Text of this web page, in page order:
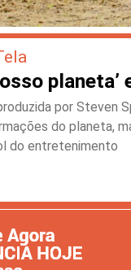
planeta’
por Steven
do planeta,
do entretenimento